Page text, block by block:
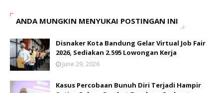
ANDA MUNGKIN MENYUKAI POSTINGAN INI
Disnaker Kota Bandung Gelar Virtual Job Fair
2026, Sediakan 2.595 Lowongan Kerja
June 29, 2026
Kasus Percobaan Bunuh Diri Terjadi Hampir